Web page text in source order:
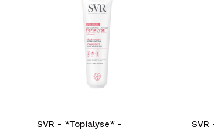
SVR - *Topialyse* -
SVR